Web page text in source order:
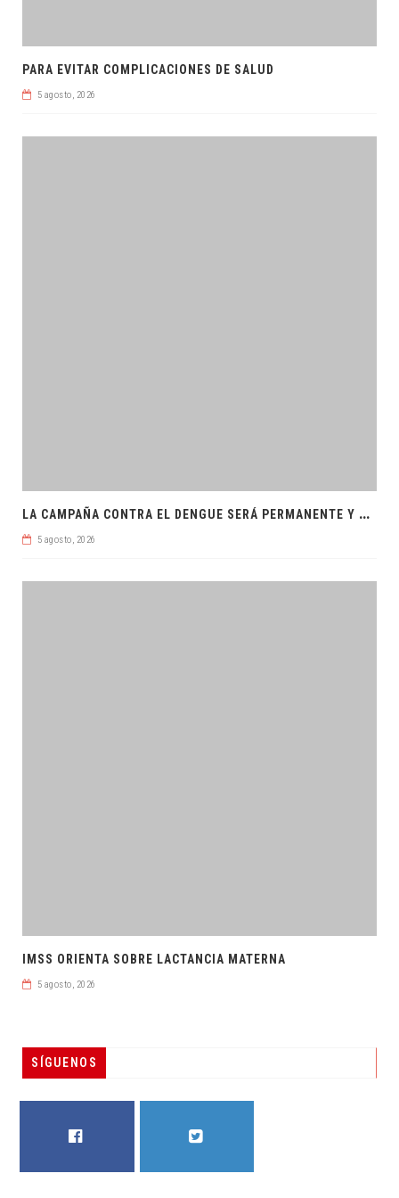
PARA EVITAR COMPLICACIONES DE SALUD
5 agosto, 2026
L
A CAMPAÑA CONTRA EL DENGUE SERÁ PERMANENTE Y ORDENADA
5 agosto, 2026
IMSS ORIENTA SOBRE LACTANCIA MATERNA
5 agosto, 2026
SÍGUENOS